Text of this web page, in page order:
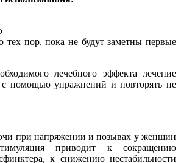
тех пор, пока не будут заметны первые
лечебного эффекта лечение
с помощью упражнений и повторять не
при напряжении и позывах у женщин
приводит к сокращению
к снижению нестабильности